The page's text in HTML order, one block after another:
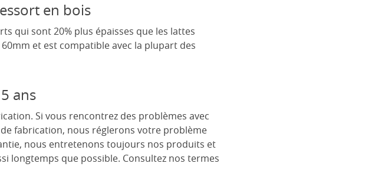
en bois
qui sont 20% plus épaisses que les lattes
et est compatible avec la plupart des
ans
Si vous rencontrez des problèmes avec
fabrication, nous réglerons votre problème
nous entretenons toujours nos produits et
longtemps que possible. Consultez nos termes